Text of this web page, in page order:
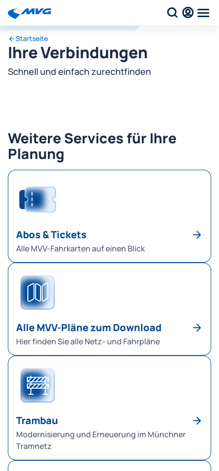
Startseite
Ihre Verbindungen
Schnell und einfach zurechtfinden
Weitere Services für Ihre
Planung
Abos & Tickets
Alle MVV-Fahrkarten auf einen Blick
Alle MVV-Pläne zum Download
Hier finden Sie alle Netz- und Fahrpläne
Trambau
Modernisierung und Erneuerung im Münchner
Tramnetz